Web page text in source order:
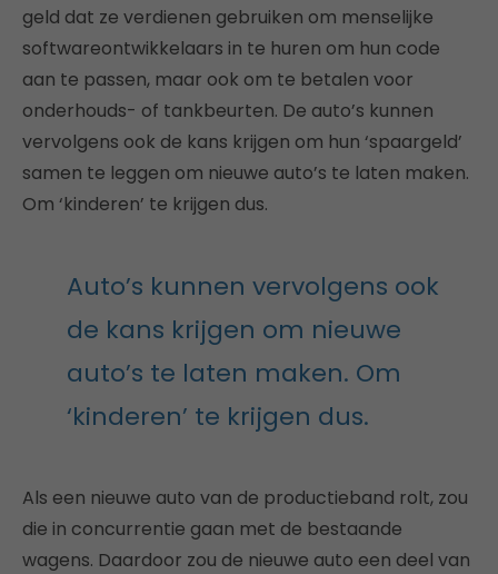
geld dat ze verdienen gebruiken om menselijke
softwareontwikkelaars in te huren om hun code
aan te passen, maar ook om te betalen voor
onderhouds- of tankbeurten. De auto’s kunnen
vervolgens ook de kans krijgen om hun ‘spaargeld’
samen te leggen om nieuwe auto’s te laten maken.
Om ‘kinderen’ te krijgen dus.
Auto’s kunnen vervolgens ook
de kans krijgen om nieuwe
auto’s te laten maken. Om
‘kinderen’ te krijgen dus.
Als een nieuwe auto van de productieband rolt, zou
die in concurrentie gaan met de bestaande
wagens. Daardoor zou de nieuwe auto een deel van